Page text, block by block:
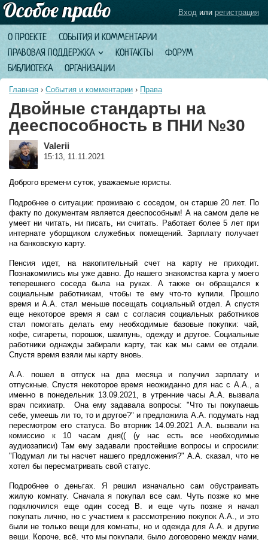
О ПРОЕКТЕ
СОБЫТИЯ И КОММЕНТАРИИ
ПРАВОВАЯ ПОДДЕРЖКА
КОНТАКТЫ
ФОРУМ
БИБЛИОТЕКА
ОРГАНИЗАЦИИ
Вход или регистрация
Главная › События и комментарии › Права
Двойные стандарты на
дееспособность в ПНИ №30
Valerii
15:13, 11.11.2021
Доброго времени суток, уважаемые юристы.
Подробнее о ситуации: проживаю с соседом, он старше 20 лет. По
факту по документам является дееспособным! А на самом деле не
умеет ни читать, ни писать, ни считать. Работает более 5 лет при
интернате уборщиком служебных помещений. Зарплату получает
на банковскую карту.
Пенсия идет, на накопительный счет на карту не приходит.
Познакомились мы уже давно. До нашего знакомства карта у моего
теперешнего соседа была на руках. А также он обращался к
социальным работникам, чтобы те ему что-то купили. Прошло
время и А.А. стал меньше посещать социальный отдел. А спустя
еще некоторое время я сам с согласия социальных работников
стал помогать делать ему необходимые базовые покупки: чай,
кофе, сигареты, порошок, шампунь, одежду и другое. Социальные
работники однажды забирали карту, так как мы сами ее отдали.
Спустя время взяли мы карту вновь.
А.А. пошел в отпуск на два месяца и получил зарплату и
отпускные. Спустя некоторое время неожиданно для нас с А.А., а
именно в понедельник 13.09.2021, в утренние часы А.А. вызвала
врач психиатр. Она ему задавала вопросы: "Что ты покупаешь
себе, умеешь ли то, то и другое?" и предложила А.А. подумать над
пересмотром его статуса. Во вторник 14.09.2021 А.А. вызвали на
комиссию к 10 часам дня(( (у нас есть все необходимые
аудиозаписи) Там ему задавали простейшие вопросы и спросили:
"Подумал ли ты насчет нашего предложения?" А.А. сказал, что не
хотел бы пересматривать свой статус.
Подробнее о деньгах. Я решил изначально сам обустраивать
жилую комнату. Сначала я покупал все сам. Чуть позже ко мне
подключился еще один сосед В. и еще чуть позже я начал
покупать лично, но с участием к рассмотрению покупок А.А., и это
были не только вещи для комнаты, но и одежда для А.А. и другие
вещи. Короче, всё, что мы покупали, было договорено между нами,